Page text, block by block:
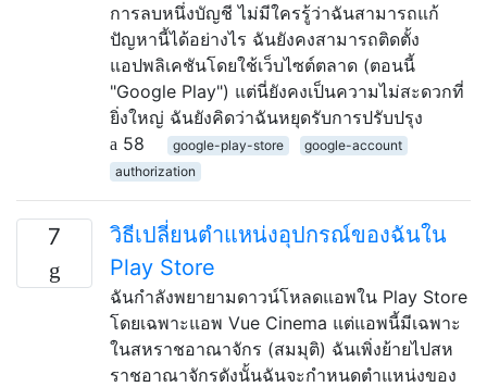
การลบหนึ่งบัญชี ไม่มีใครรู้ว่าฉันสามารถแก้
ปัญหานี้ได้อย่างไร ฉันยังคงสามารถติดตั้ง
แอปพลิเคชันโดยใช้เว็บไซต์ตลาด (ตอนนี้
"Google Play") แต่นี่ยังคงเป็นความไม่สะดวกที่
ยิ่งใหญ่ ฉันยังคิดว่าฉันหยุดรับการปรับปรุง
58
google-play-store
google-account
authorization
7
วิธีเปลี่ยนตำแหน่งอุปกรณ์ของฉันใน
Play Store
ฉันกำลังพยายามดาวน์โหลดแอพใน Play Store
โดยเฉพาะแอพ Vue Cinema แต่แอพนี้มีเฉพาะ
ในสหราชอาณาจักร (สมมุติ) ฉันเพิ่งย้ายไปสห
ราชอาณาจักรดังนั้นฉันจะกำหนดตำแหน่งของ